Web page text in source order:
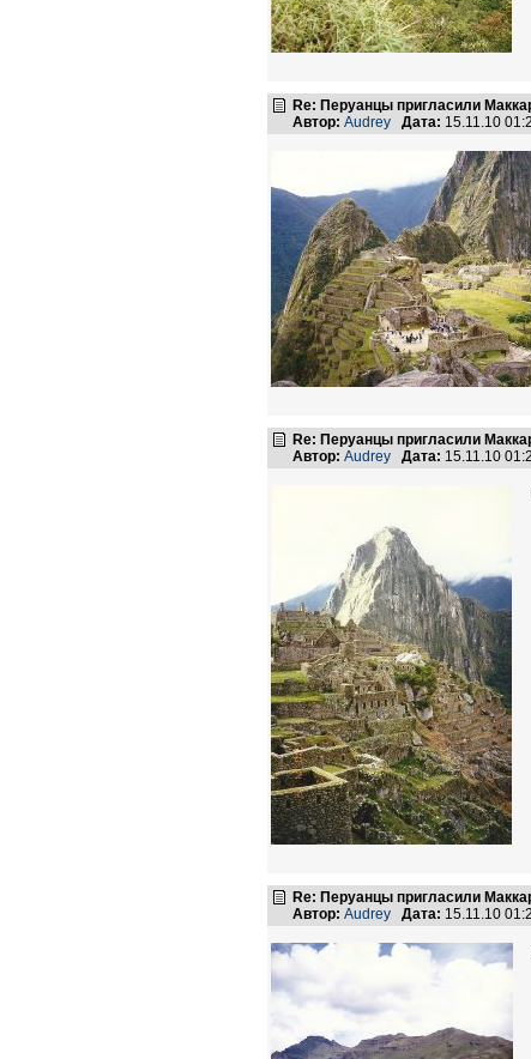
Re: Перуанцы пригласили
Автор: Audrey Дата: 15.11.10
Re: Перуанцы пригласили
Автор: Audrey Дата: 15.11.10
Re: Перуанцы пригласили
Автор: Audrey Дата: 15.11.10